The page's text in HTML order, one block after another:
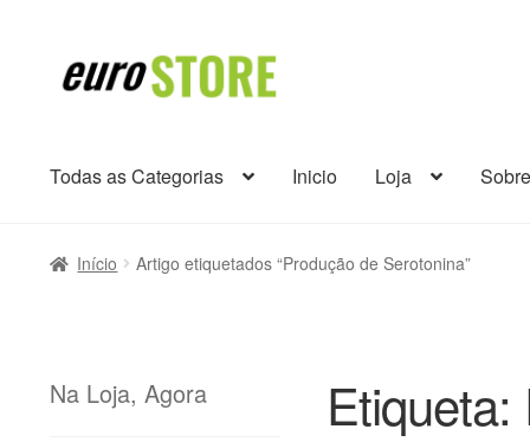
para
Saltar
para
Todas as Categorias
Inicio Loja
Início Artigo etiquetados “Produção de Serotonina”
Etiqueta:
Na Loja, Agora